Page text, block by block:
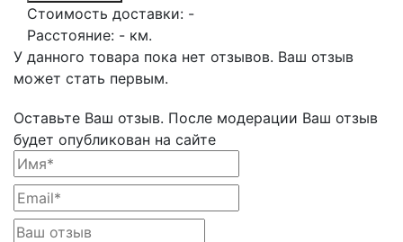
Стоимость доставки: -
Расстояние: - км.
У данного товара пока нет отзывов. Ваш отзыв
может стать первым.
Оставьте Ваш отзыв. После модерации Ваш отзыв
будет опубликован на сайте